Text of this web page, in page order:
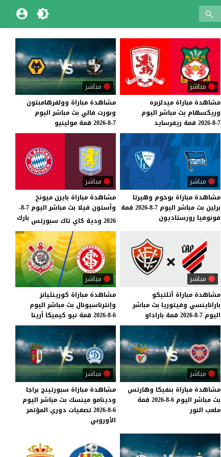
مباشر
مشاهدة مباراة ميدلزبره
وريكسهام بث مباشر اليوم
7-8-2026
قمة ريفرسايد
مباشر
مشاهدة مباراة وولفرهامبتون
وبورت فالي بث مباشر اليوم
7-8-2026
قمة مولينيو
مباشر
مشاهدة مباراة بوخوم وهيرتا
برلين بث مباشر اليوم 7-8-2026
قمة
فونوفيا رورستاديون
مباشر
مشاهدة مباراة بايرن ميونخ
وأستون فيلا بث مباشر اليوم 7-8-
2026 ودية كاي تاك سبورتس
بارك
مباشر
مشاهدة مباراة أتلتيكو
باراناينسي وفيتوريا بث مباشر
اليوم 7-8-2026 قمة باراداو
مباشر
مشاهدة مباراة كورينثيانز
وإنترناسيونال بث مباشر اليوم
6-8-2026
قمة نيو كيميكا أرينا
مباشر
مشاهدة مباراة بنفيكا وهارتس
بث مباشر اليوم 6-8-2026
قمة
ملعب النور
مباشر
مشاهدة مباراة سبورتينج براجا
ودينامو مينسك بث مباشر اليوم
6-8-2026 تصفيات دوري المؤتمر
الأوروبي